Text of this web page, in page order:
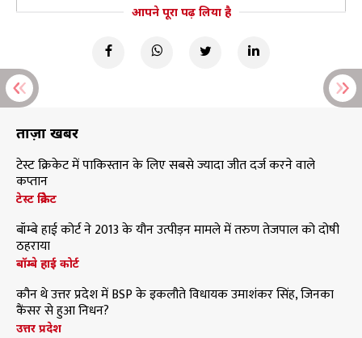
आपने पूरा पढ़ लिया है
ताज़ा खबरें
टेस्ट क्रिकेट में पाकिस्तान के लिए सबसे ज्यादा जीत दर्ज करने वाले
कप्तान
टेस्ट क्रिकेट
बॉम्बे हाई कोर्ट ने 2013 के यौन उत्पीड़न मामले में तरुण तेजपाल को दोषी
ठहराया
बॉम्बे हाई कोर्ट
कौन थे उत्तर प्रदेश में BSP के इकलौते विधायक उमाशंकर सिंह, जिनका
कैंसर से हुआ निधन?
उत्तर प्रदेश